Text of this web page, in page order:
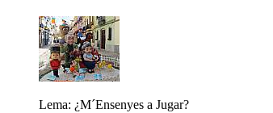
Lema: ¿M´Ensenyes a Jugar?